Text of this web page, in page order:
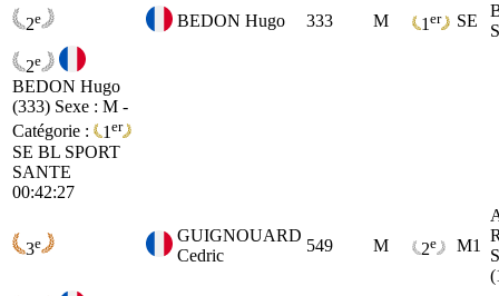
2e BEDON Hugo 333 M 1 er SE
2e
BEDON Hugo
(333) Sexe : M -
Catégorie :
1 er
SE BL SPORT
SANTE
00:42:27
3e
GUIGNOUARD
Cedric
549 M 2e M1